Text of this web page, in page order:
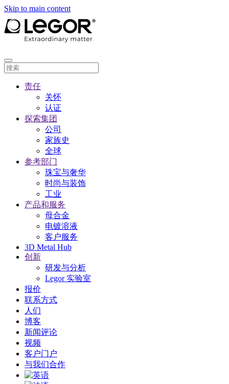
Skip to main content
责任
关怀
认证
探索集团
公司
家族史
全球
参考部门
珠宝与奢华
时尚与装饰
工业
产品和服务
母合金
电镀溶液
客户服务
3D Metal Hub
创新
研发与分析
Legor 实验室
报价
联系方式
人们
博客
新闻评论
视频
客户门户
与我们合作